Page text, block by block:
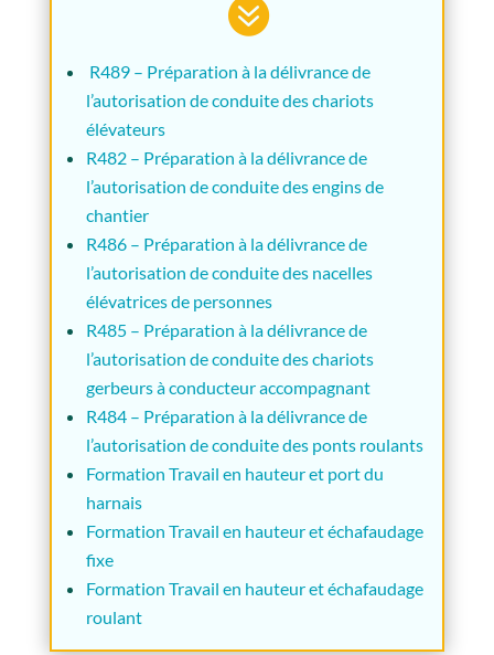

R489 – Préparation à la délivrance de
l’autorisation de conduite des chariots
élévateurs
R482 – Préparation à la délivrance de
l’autorisation de conduite des engins de
chantier
R486 – Préparation à la délivrance de
l’autorisation de conduite des nacelles
élévatrices de personnes
R485 – Préparation à la délivrance de
l’autorisation de conduite des chariots
gerbeurs à conducteur accompagnant
R484 – Préparation à la délivrance de
l’autorisation de conduite des ponts roulants
Formation Travail en hauteur et port du
harnais
Formation Travail en hauteur et échafaudage
fixe
Formation Travail en hauteur et échafaudage
roulant